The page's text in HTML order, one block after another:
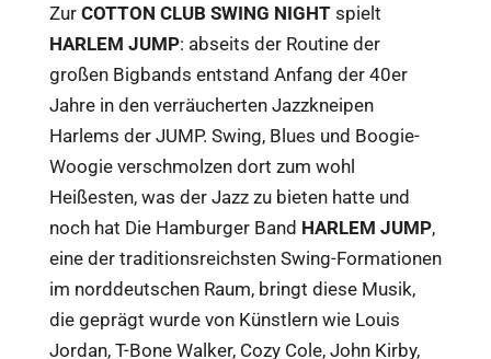
Zur COTTON CLUB SWING NIGHT spielt
HARLEM JUMP: abseits der Routine der
großen Bigbands entstand Anfang der 40er
Jahre in den verräucherten Jazzkneipen
Harlems der JUMP. Swing, Blues und Boogie-
Woogie verschmolzen dort zum wohl
Heißesten, was der Jazz zu bieten hatte und
noch hat Die Hamburger Band HARLEM JUMP,
eine der traditionsreichsten Swing-Formationen
im norddeutschen Raum, bringt diese Musik,
die geprägt wurde von Künstlern wie Louis
Jordan, T-Bone Walker, Cozy Cole, John Kirby,